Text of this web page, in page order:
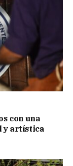
con una
y artística